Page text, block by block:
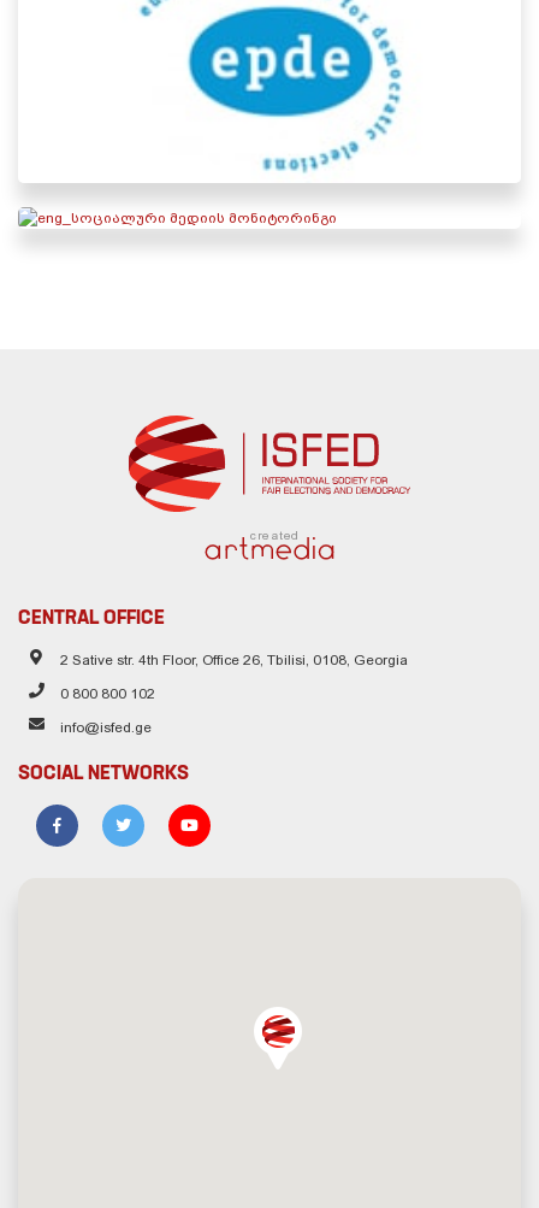
created
CENTRAL OFFICE
2 Sative str. 4th Floor, Office 26, Tbilisi, 0108, Georgia
0 800 800 102
info@isfed.ge
SOCIAL NETWORKS